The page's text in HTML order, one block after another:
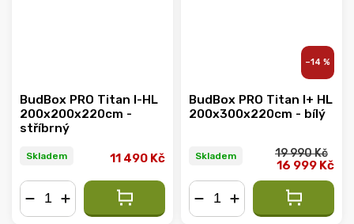
BudBox PRO Titan I-HL
200x200x220cm -
stříbrný
Skladem 11 490 Kč
–14 %
BudBox PRO Titan I+ HL
200x300x220cm - bílý
Skladem 19 990 Kč
16 999 Kč